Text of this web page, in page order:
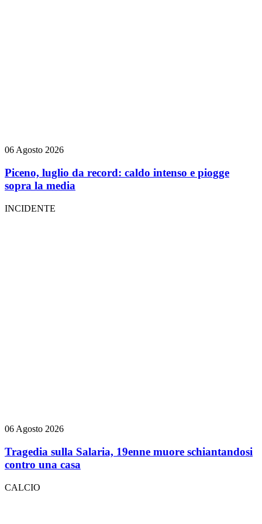
06 Agosto 2026
Piceno, luglio da record: caldo intenso e piogge
sopra la media
INCIDENTE
06 Agosto 2026
Tragedia sulla Salaria, 19enne muore schiantandosi
contro una casa
CALCIO